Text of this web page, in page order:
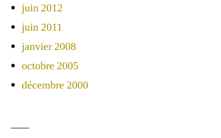
juin 2012
juin 2011
janvier 2008
octobre 2005
décembre 2000